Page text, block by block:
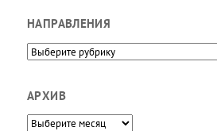
НАПРАВЛЕНИЯ
Направления
АРХИВ
Архив